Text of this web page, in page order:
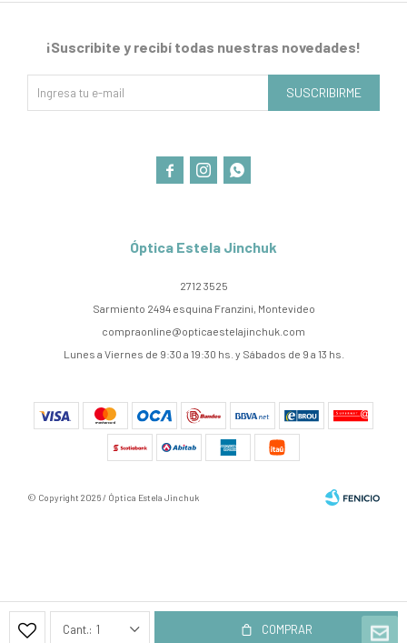
1 COMPRAR
Óptica Estela Jinchuk
2712 3525
Sarmiento 2494 esquina Franzini, Montevideo
compraonline@opticaestelajinchuk.com
Lunes a Viernes de 9:30 a 19:30 hs. y Sábados de 9 a 13 hs.
¡Suscribite y recibí todas nuestras novedades!
SUSCRIBIRME
  
© Copyright 2026 / Óptica Estela Jinchuk